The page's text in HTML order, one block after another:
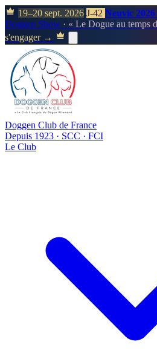
19–20 sept. 2026 J-42 Neuvic 2026
Doggen Show · « Le Dogue au temps
s'engager →
Doggen Club de France
Depuis 1923 · SCC · FCI
Le Club